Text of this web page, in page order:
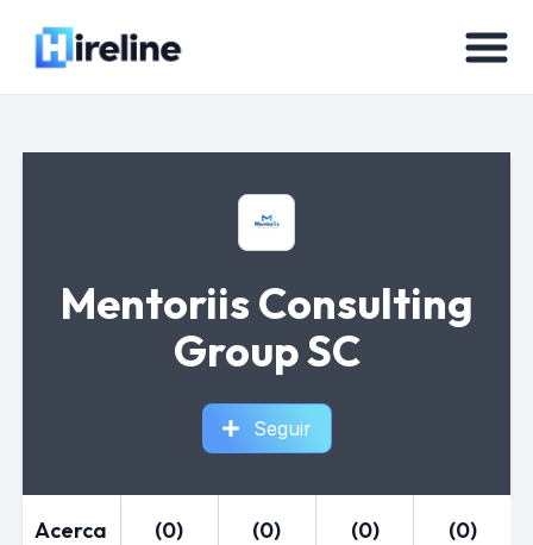
Mentoriis Consulting
Group SC
Seguir
Acerca
(0)
(0)
(0)
(0)